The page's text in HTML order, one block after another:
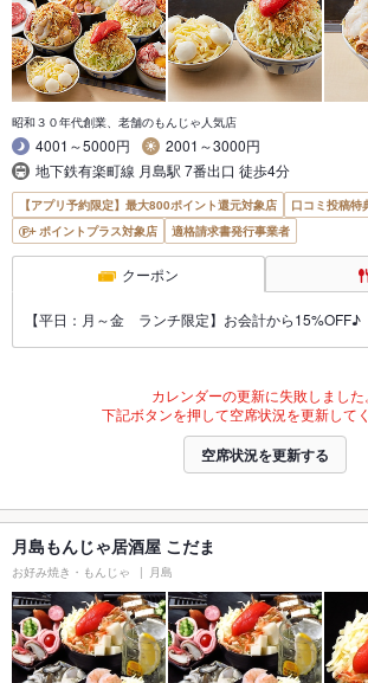
昭和３０年代創業、老舗のもんじゃ人気店
4001～5000円
2001～3000円
地下鉄有楽町線 月島駅 7番出口 徒歩4分
【アプリ予約限定】最大800ポイント還元対象店
口コミ投稿特
ポイントプラス対象店
適格請求書発行事業者
クーポン
【平日：月～金 ランチ限定】お会計から15%OFF♪
カレンダーの更新に失敗しました。
下記ボタンを押して空席状況を更新してく
空席状況を更新する
月島もんじゃ居酒屋 こだま
お好み焼き・もんじゃ 月島